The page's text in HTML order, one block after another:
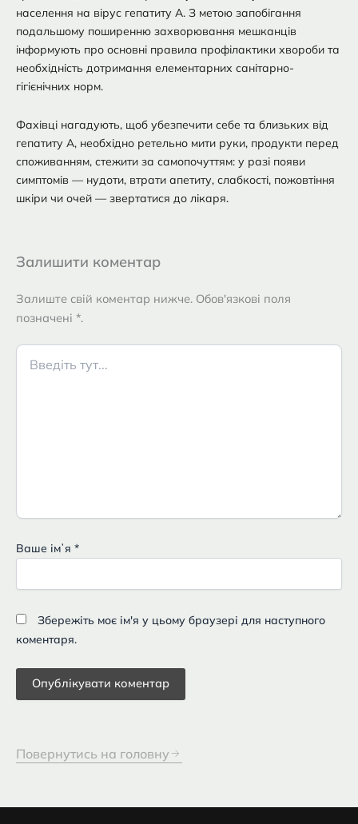
населення на вірус гепатиту А. З метою запобігання
подальшому поширенню захворювання мешканців
інформують про основні правила профілактики хвороби та
необхідність дотримання елементарних санітарно-
гігієнічних норм.
Фахівці нагадують, щоб убезпечити себе та близьких від
гепатиту А, необхідно ретельно мити руки, продукти перед
споживанням, стежити за самопочуттям: у разі появи
симптомів — нудоти, втрати апетиту, слабкості, пожовтіння
шкіри чи очей — звертатися до лікаря.
Залишити коментар
Залиште свій коментар нижче. Обов'язкові поля
позначені *.
Введіть
тут...
Ваше імʼя *
Збережіть моє ім'я у цьому браузері для наступного
коментаря.
Повернутись на головну